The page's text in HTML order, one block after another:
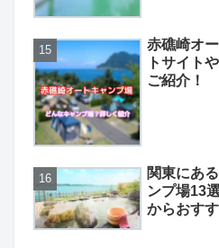
赤礁崎オ
トサイト
ご紹介！
関東にあ
ンプ場13
からおす